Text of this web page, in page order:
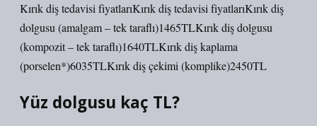
Kırık diş tedavisi fiyatlarıKırık diş tedavisi fiyatlarıKırık diş
dolgusu (amalgam – tek taraflı)1465TLKırık diş dolgusu
(kompozit – tek taraflı)1640TLKırık diş kaplama
(porselen*)6035TLKırık diş çekimi (komplike)2450TL
Yüz dolgusu kaç TL?